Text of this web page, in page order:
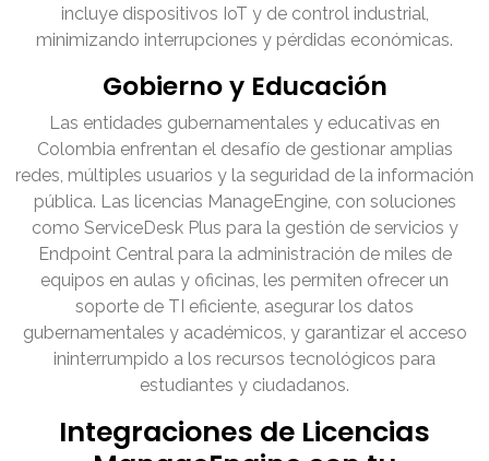
incluye dispositivos IoT y de control industrial,
minimizando interrupciones y pérdidas económicas.
Gobierno y Educación
Las entidades gubernamentales y educativas en
Colombia enfrentan el desafío de gestionar amplias
redes, múltiples usuarios y la seguridad de la información
pública. Las licencias ManageEngine, con soluciones
como ServiceDesk Plus para la gestión de servicios y
Endpoint Central para la administración de miles de
equipos en aulas y oficinas, les permiten ofrecer un
soporte de TI eficiente, asegurar los datos
gubernamentales y académicos, y garantizar el acceso
ininterrumpido a los recursos tecnológicos para
estudiantes y ciudadanos.
Integraciones de Licencias